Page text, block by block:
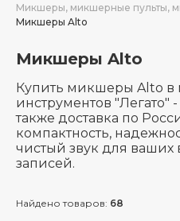
Микшеры, микшерные пульты,
Микшеры Alto
Микшеры Alto
Купить микшеры Alto в
инструментов "Легато"
также доставка по
компактность,
чистый звук для ваших
записей.
Найдено товаров: 68